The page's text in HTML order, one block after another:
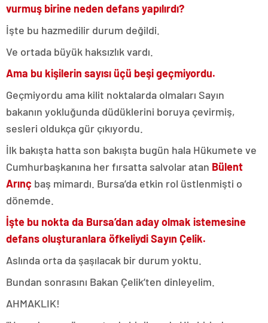
vurmuş birine neden defans yapılırdı?
İşte bu hazmedilir durum değildi.
Ve ortada büyük haksızlık vardı.
Ama bu kişilerin sayısı üçü beşi geçmiyordu.
Geçmiyordu ama kilit noktalarda olmaları Sayın
bakanın yokluğunda düdüklerini boruya çevirmiş,
sesleri oldukça gür çıkıyordu.
İlk bakışta hatta son bakışta bugün hala Hükumete ve
Cumhurbaşkanına her fırsatta salvolar atan Bülent
Arınç baş mimardı. Bursa’da etkin rol üstlenmişti o
dönemde.
İşte bu nokta da Bursa’dan aday olmak istemesine
defans oluşturanlara öfkeliydi Sayın Çelik.
Aslında orta da şaşılacak bir durum yoktu.
Bundan sonrasını Bakan Çelik’ten dinleyelim.
AHMAKLIK!